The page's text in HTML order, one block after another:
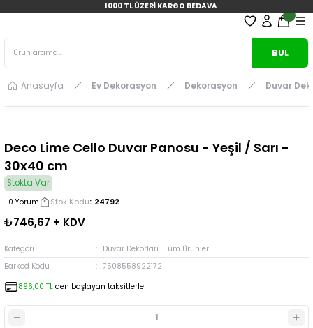
1000 TL ÜZERİ KARGO BEDAVA
BUL
Anasayfa Ev Dekorasyon Dekorasyon Duvar
Deco Lime Cello Duvar Panosu - Yeşil / Sarı -
30x40 cm
Stokta Var
0 Yorum Stok Kodu 24792
₺746,67 + KDV
Kategori Duvar Dekorları , Tüm Ürünler
Barkod Kodu
7508558922172
896,00 TL den başlayan taksitlerle!